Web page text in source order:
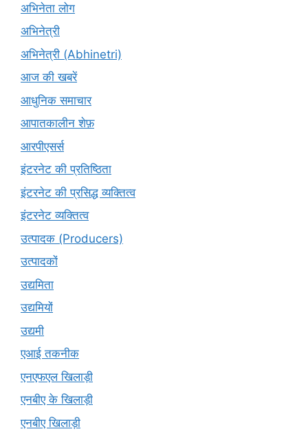
अभिनेता लोग
अभिनेत्री
अभिनेत्री (Abhinetri)
आज की खबरें
आधुनिक समाचार
आपातकालीन शेफ़
आरपीएसर्स
इंटरनेट की प्रतिष्ठिता
इंटरनेट की प्रसिद्ध व्यक्तित्व
इंटरनेट व्यक्तित्व
उत्पादक (Producers)
उत्पादकों
उद्यमिता
उद्यमियों
उद्यमी
एआई तकनीक
एनएफएल खिलाड़ी
एनबीए के खिलाड़ी
एनबीए खिलाड़ी